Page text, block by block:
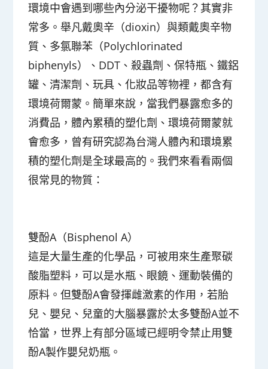
環境中會遇到哪些內分泌干擾物呢？其實非
常多。舉凡戴奧辛（dioxin）與類戴奧辛物
質、多氯聯苯（Polychlorinated
biphenyls）、DDT、殺蟲劑、保特瓶、鐵鋁
罐、清潔劑、玩具、化妝品等物裡，都含有
環境荷爾蒙 。簡單來說，當我們暴露愈多的
消費品，體內累積的塑化劑、環境荷爾蒙就
會愈多 ，曾有研究認為台灣人體內和環境累
積的塑化劑是全球最高的。我們來看看兩個
很常見的物質：
雙酚A（Bisphenol A）
這是大量生產的化學品，可被用來生產聚碳
酸脂塑料，可以是水瓶、眼鏡、運動裝備的
原料。但雙酚A會發揮雌激素的作用，若胎
兒、嬰兒、兒童的大腦暴露於太多雙酚A並不
恰當，世界上有部分區域已經明令禁止用雙
酚A製作嬰兒奶瓶。